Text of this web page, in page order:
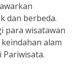
dan berbeda.
para wisatawan
alam